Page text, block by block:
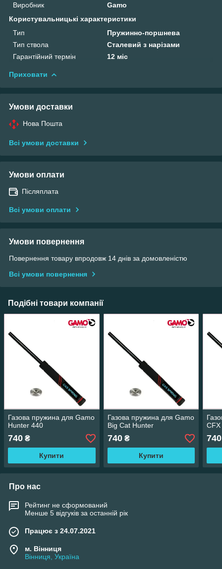
Виробник
Gamo
Користувальницькі характеристики
Тип
Пружинно-поршнева
Тип ствола
Сталевий з нарізами
Гарантійний термін
12 міс
Приховати
Умови доставки
Нова Пошта
Всі умови доставки
Умови оплати
Післяплата
Всі умови оплати
Умови повернення
Повернення товару впродовж 14 днів за домовленістю
Всі умови повернення
Подібні товари компанії
Газова пружина для Gamo
Hunter 440
740 ₴
Купити
Газова пружина для Gamo
Big Cat Hunter
740₴
Купити
740
Про нас
Рейтинг не сформований
Менше 5 відгуків за останній рік
Працює з 24.07.2021
м. Вінниця
Вінниця, Україна